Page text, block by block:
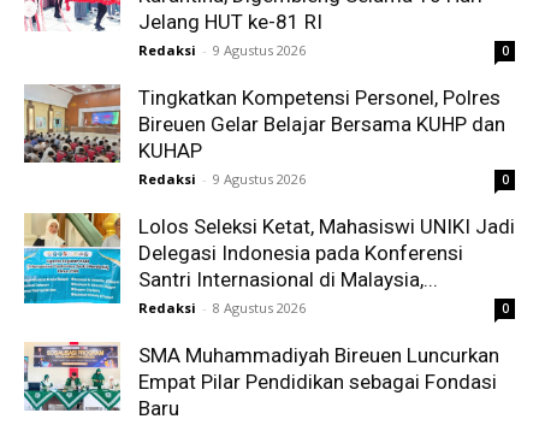
Jelang HUT ke-81 RI
Redaksi - 9 Agustus 2026 0
Tingkatkan Kompetensi Personel, Polres
Bireuen Gelar Belajar Bersama KUHP dan
KUHAP
Redaksi - 9 Agustus 2026 0
Lolos Seleksi Ketat, Mahasiswi UNIKI Jadi
Delegasi Indonesia pada Konferensi
Santri Internasional di Malaysia,...
Redaksi - 8 Agustus 2026 0
SMA Muhammadiyah Bireuen Luncurkan
Empat Pilar Pendidikan sebagai Fondasi
Baru